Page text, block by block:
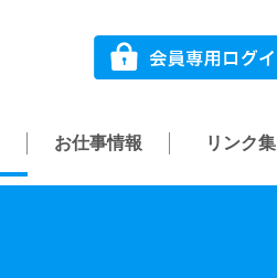
お仕事情報 リンク集